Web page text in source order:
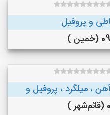
و پروفیل
)
، میلگرد ، پروفیل و